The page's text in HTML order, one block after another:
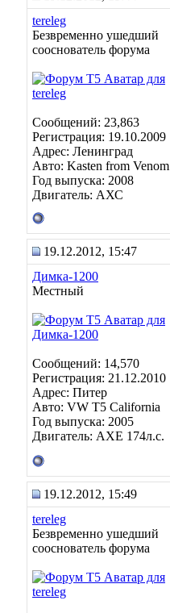
tereleg
Безвременно ушедший
сооснователь форума
Сообщений: 23,863
Регистрация: 19.10.2009
Адрес: Ленинград
Авто: Kasten from Venom
Год выпуска: 2008
Двигатель: АХС
19.12.2012, 15:47
Димка-1200
Местный
Сообщений: 14,570
Регистрация: 21.12.2010
Адрес: Питер
Авто: VW T5 California
Год выпуска: 2005
Двигатель: AXE 174л.с.
19.12.2012, 15:49
tereleg
Безвременно ушедший
сооснователь форума